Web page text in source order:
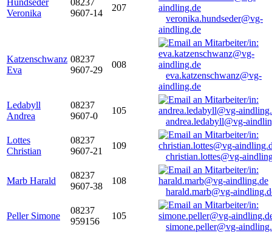
Hundseder
Veronika
08237
9607-14
207
veronika.hundseder@vg-
aindling.de
Katzenschwanz
Eva
08237
9607-29
008
eva.katzenschwanz@vg-
aindling.de
Ledabyll
Andrea
08237
9607-0
105
andrea.ledabyll@vg-
Lottes
Christian
08237
9607-21
109
christian.lottes@vg-
Marb Harald
08237
9607-38
108
harald.marb@vg-
Peller Simone
08237
959156
105
simone.peller@vg-